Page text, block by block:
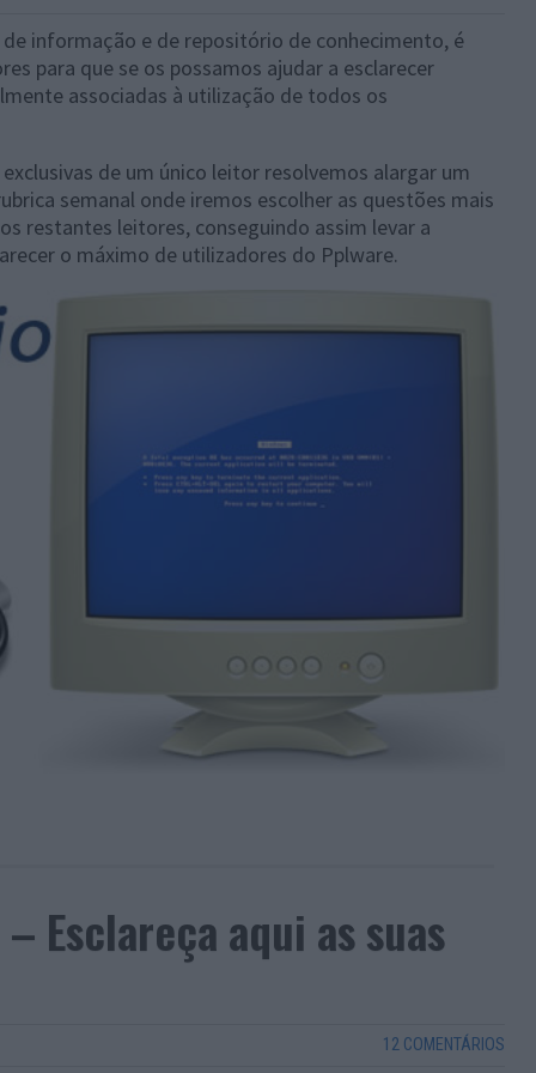
informação e de repositório de conhecimento, é
para que se os possamos ajudar a esclarecer
associadas à utilização de todos os
de um único leitor resolvemos alargar um
semanal onde iremos escolher as questões mais
restantes leitores, conseguindo assim levar a
o máximo de utilizadores do Pplware.
Esclareça aqui as suas
12 COMENTÁRIOS